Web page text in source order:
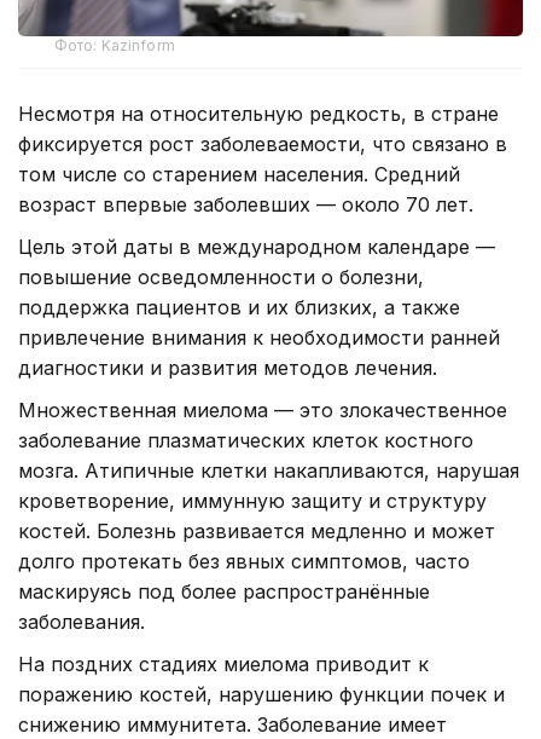
Фото: Kazinform
Несмотря на относительную редкость, в стране
фиксируется рост заболеваемости, что связано в
том числе со старением населения. Средний
возраст впервые заболевших — около 70 лет.
Цель этой даты в международном календаре —
повышение осведомленности о болезни,
поддержка пациентов и их близких, а также
привлечение внимания к необходимости ранней
диагностики и развития методов лечения.
Множественная миелома — это злокачественное
заболевание плазматических клеток костного
мозга. Атипичные клетки накапливаются, нарушая
кроветворение, иммунную защиту и структуру
костей. Болезнь развивается медленно и может
долго протекать без явных симптомов, часто
маскируясь под более распространённые
заболевания.
На поздних стадиях миелома приводит к
поражению костей, нарушению функции почек и
снижению иммунитета. Заболевание имеет